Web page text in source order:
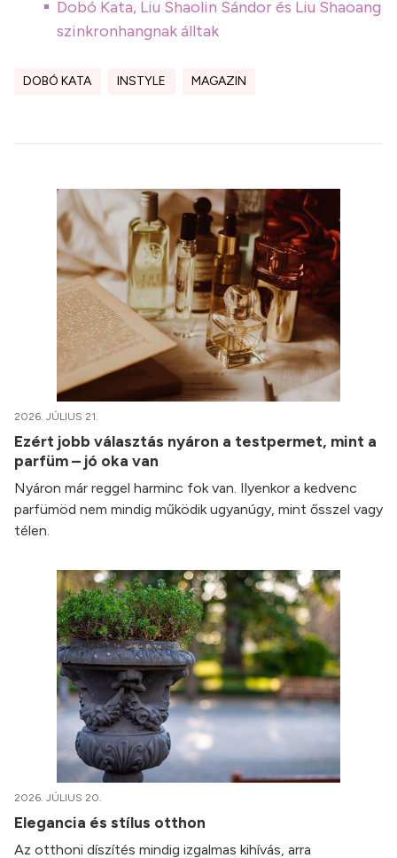
Dobó Kata, Liu Shaolin Sándor és Liu Shaoang
szinkronhangnak álltak
DOBÓ KATA INSTYLE MAGAZIN
2026. JÚLIUS 21.
Ezért jobb választás nyáron a testpermet, mint a
parfüm – jó oka van
Nyáron már reggel harminc fok van. Ilyenkor a kedvenc
parfümöd nem mindig működik ugyanúgy, mint ősszel vagy
télen.
2026. JÚLIUS 20.
Elegancia és stílus otthon
Az otthoni díszítés mindig izgalmas kihívás, arra